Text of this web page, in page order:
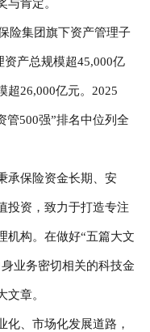
肯定。
集团旗下资产管理子
产总规模超45,000亿
超26,000亿元。2025
管500强”排名中位列全
保险资金长期、安
投资，致力于打造专注
机构。在做好“五篇大文
业务密切相关的科技金
章。
、市场化发展道路，